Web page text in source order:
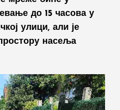
до 15 часова у
улици, али је
насеља